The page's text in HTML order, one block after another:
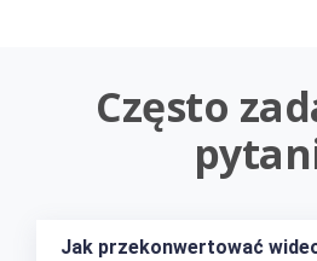
Często
Jak przekonwertować